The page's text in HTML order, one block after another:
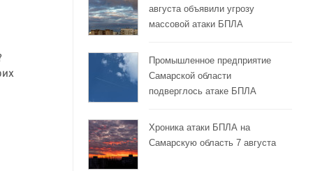
августа объявили угрозу
массовой атаки БПЛА
Промышленное предприятие
Самарской области
подверглось атаке БПЛА
Хроника атаки БПЛА на
Самарскую область 7 августа